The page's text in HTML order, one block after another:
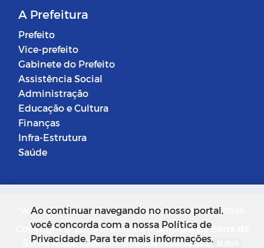
A Prefeitura
Prefeito
Vice-prefeito
Gabinete do Prefeito
Assistência Social
Administração
Educação e Cultura
Finanças
Infra-Estrutura
Saúde
Versão do Sistema: 5.0.268 Data da Versão: 18/03/2026
Copyright © 2026 Prefeitura Municipal de Barra de
Santa Rosa. Todos os direitos reservados.
Ao continuar navegando no nosso portal,
você concorda com a nossa Política de
Privacidade. Para ter mais informações,